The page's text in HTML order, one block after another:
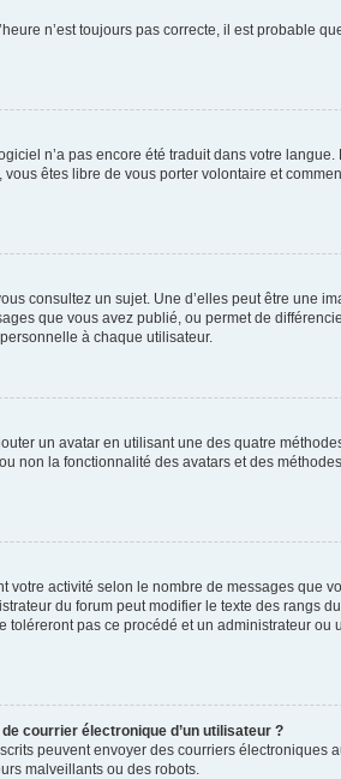
n’est toujours pas correcte, il est probable
n’a pas encore été traduit dans votre
êtes libre de vous porter volontaire et
consultez un sujet. Une d’elles peut être une
que vous avez publié, ou permet de
à chaque utilisateur.
un avatar en utilisant une des quatre
non la fonctionnalité des avatars et des
votre activité selon le nombre de messages que
du forum peut modifier le texte des rangs
pas ce procédé et un administrateur
courrier électronique d’un utilisateur ?
peuvent envoyer des courriers électroniques
malveillants ou des robots.